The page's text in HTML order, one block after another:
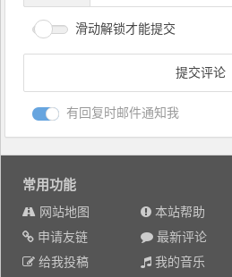
滑动解锁才能提交
有回复时邮件通知我
常用功能
网站地图 本站帮助
申请友链
最新评论
给我投稿
我的音乐